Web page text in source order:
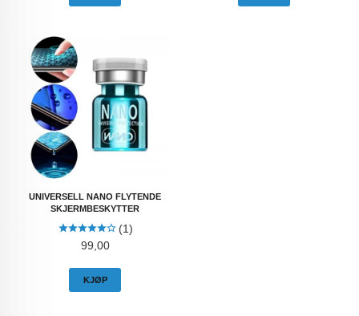
UNIVERSELL NANO FLYTENDE
SKJERMBESKYTTER
(1)
Pris
99,00
KJØP